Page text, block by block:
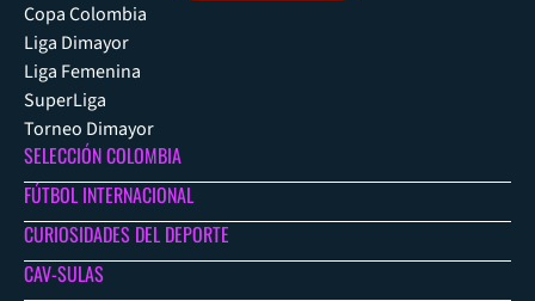
Copa Colombia
Liga Dimayor
Liga Femenina
SuperLiga
Torneo Dimayor
SELECCIÓN COLOMBIA
FÚTBOL INTERNACIONAL
CURIOSIDADES DEL DEPORTE
CAV-SULAS